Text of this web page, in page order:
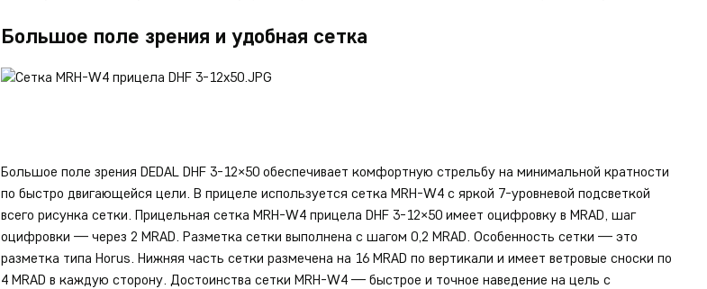
Большое поле зрения и удобная сетка
Большое поле зрения DEDAL DHF 3-12×50 обеспечивает комфортную стрельбу на минимальной кратности
по быстро двигающейся цели. В прицеле используется сетка MRH-W4 с яркой 7-уровневой подсветкой
всего рисунка сетки. Прицельная сетка MRH-W4 прицела DHF 3-12×50 имеет оцифровку в MRAD, шаг
оцифровки — через 2 MRAD. Разметка сетки выполнена с шагом 0,2 MRAD. Особенность сетки — это
разметка типа Horus. Нижняя часть сетки размечена на 16 MRAD по вертикали и имеет ветровые сноски по
4 MRAD в каждую сторону. Достоинства сетки MRH-W4 — быстрое и точное наведение на цель с